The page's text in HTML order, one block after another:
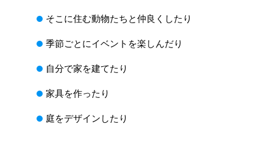
そこに住む動物たちと仲良くしたり
季節ごとにイベントを楽しんだり
自分で家を建てたり
家具を作ったり
庭をデザインしたり